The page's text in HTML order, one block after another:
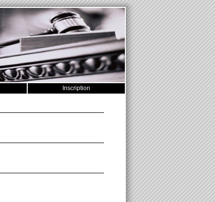
Inscription